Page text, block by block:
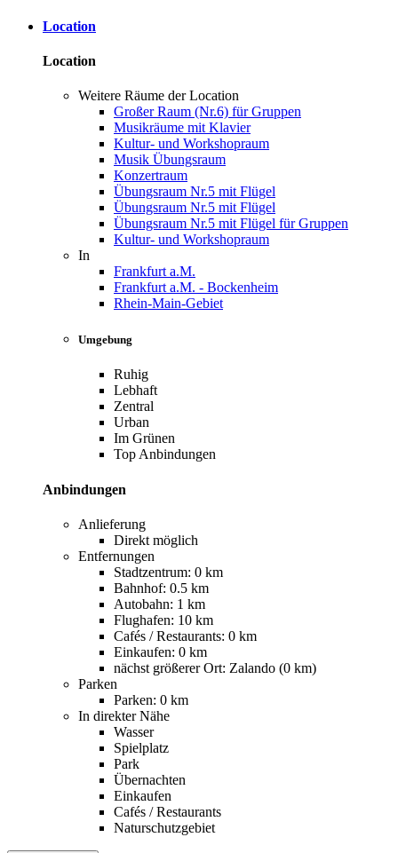
Location
Location
Weitere Räume der Location
Großer Raum (Nr.6) für Gruppen
Musikräume mit Klavier
Kultur- und Workshopraum
Musik Übungsraum
Konzertraum
Übungsraum Nr.5 mit Flügel
Übungsraum Nr.5 mit Flügel
Übungsraum Nr.5 mit Flügel für Gruppen
Kultur- und Workshopraum
In
Frankfurt a.M.
Frankfurt a.M. - Bockenheim
Rhein-Main-Gebiet
Umgebung
Ruhig
Lebhaft
Zentral
Urban
Im Grünen
Top Anbindungen
Anbindungen
Anlieferung
Direkt möglich
Entfernungen
Stadtzentrum: 0 km
Bahnhof: 0.5 km
Autobahn: 1 km
Flughafen: 10 km
Cafés / Restaurants: 0 km
Einkaufen: 0 km
nächst größerer Ort: Zalando (0 km)
Parken
Parken: 0 km
In direkter Nähe
Wasser
Spielplatz
Park
Übernachten
Einkaufen
Cafés / Restaurants
Naturschutzgebiet